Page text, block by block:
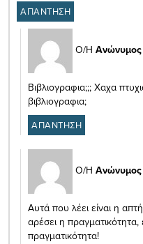
ΑΠΑΝΤΗΣΗ
Ο/Η Ανώνυμος
Βιβλιογραφια;;; Χαχα
βιβλιογραφια;
ΑΠΑΝΤΗΣΗ
Ο/Η Ανώνυμος
Αυτά που λέει είναι η
αρέσει η
πραγματικότητα!